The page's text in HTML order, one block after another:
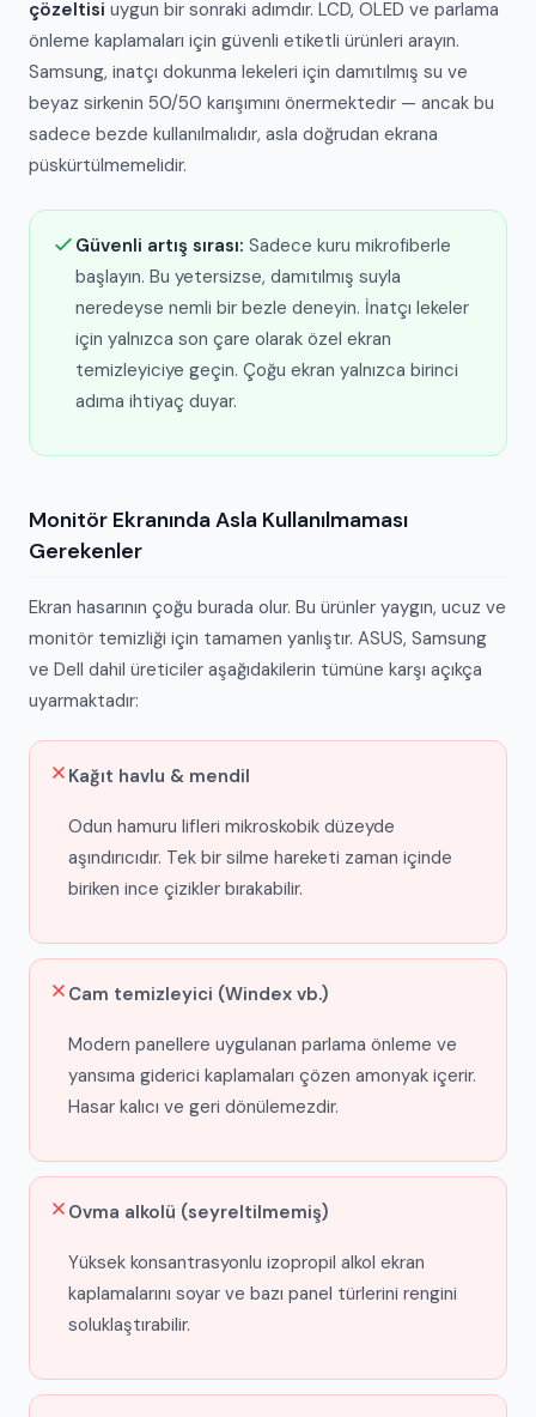
çözeltisi uygun bir sonraki adımdır. LCD, OLED ve parlama
önleme kaplamaları için güvenli etiketli ürünleri arayın.
Samsung, inatçı dokunma lekeleri için damıtılmış su ve
beyaz sirkenin 50/50 karışımını önermektedir — ancak bu
sadece bezde kullanılmalıdır, asla doğrudan ekrana
püskürtülmemelidir.
Güvenli artış sırası: Sadece kuru mikrofiberle
başlayın. Bu yetersizse, damıtılmış suyla
neredeyse nemli bir bezle deneyin. İnatçı lekeler
için yalnızca son çare olarak özel ekran
temizleyiciye geçin. Çoğu ekran yalnızca birinci
adıma ihtiyaç duyar.
Monitör Ekranında Asla Kullanılmaması
Gerekenler
Ekran hasarının çoğu burada olur. Bu ürünler yaygın, ucuz ve
monitör temizliği için tamamen yanlıştır. ASUS, Samsung
ve Dell dahil üreticiler aşağıdakilerin tümüne karşı açıkça
uyarmaktadır:
Kağıt havlu & mendil
Odun hamuru lifleri mikroskobik düzeyde
aşındırıcıdır. Tek bir silme hareketi zaman içinde
biriken ince çizikler bırakabilir.
Cam temizleyici (Windex vb.)
Modern panellere uygulanan parlama önleme ve
yansıma giderici kaplamaları çözen amonyak içerir.
Hasar kalıcı ve geri dönülemezdir.
Ovma alkolü (seyreltilmemiş)
Yüksek konsantrasyonlu izopropil alkol ekran
kaplamalarını soyar ve bazı panel türlerini rengini
soluklaştırabilir.